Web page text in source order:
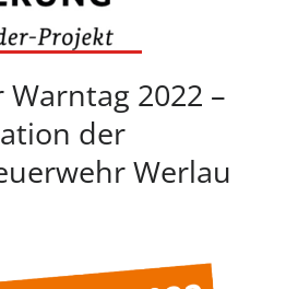
2022 –
der
Werlau